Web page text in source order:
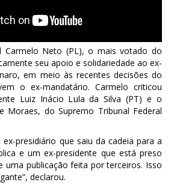
Carmelo Neto (PL), o mais votado do
seu apoio e solidariedade ao ex-
em meio às recentes decisões do
o ex-mandatário. Carmelo criticou
Luiz Inácio Lula da Silva (PT) e o
Moraes, do Supremo Tribunal Federal
presidiário que saiu da cadeia para a
e um ex-presidente que está preso
uma publicação feita por terceiros. Isso
declarou.